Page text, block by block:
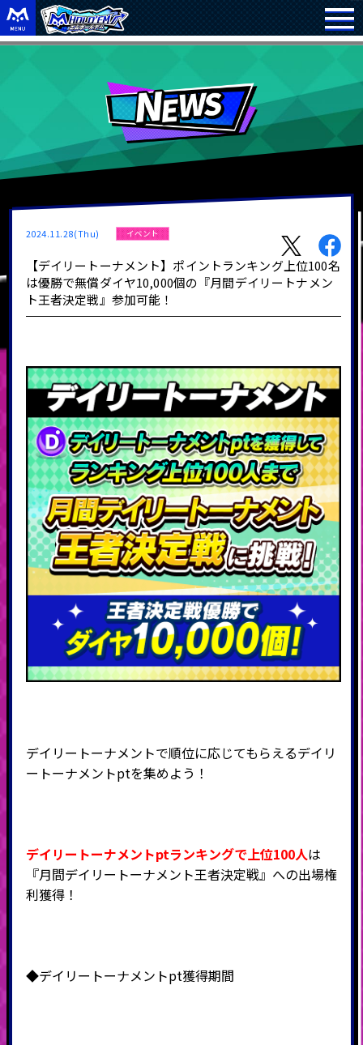
2024.11.28(Thu) イベント
【デイリートーナメント】ポイントランキング上位100名
は優勝で無償ダイヤ10,000個の『月間デイリートナメン
ト王者決定戦』参加可能！
デイリートーナメントで順位に応じてもらえるデイリ
ートーナメントptを集めよう！
デイリートーナメントptランキングで上位100人は
『月間デイリートーナメント王者決定戦』への出場権
利獲得！
◆デイリートーナメントpt獲得期間